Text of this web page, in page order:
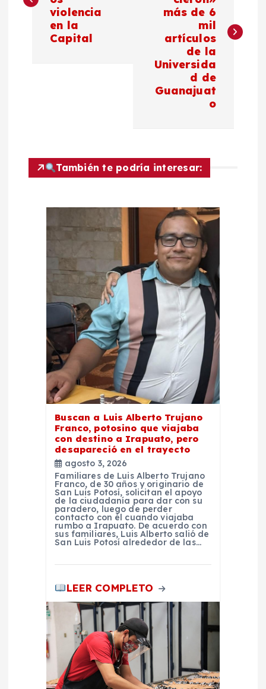
v
ó
violencia
en la
Capital
más de 6
mil
artículos
de la
Universida
d de
Guanajuat
o
También te podría interesar:
Buscan a Luis Alberto Trujano
Franco, potosino que viajaba
con destino a Irapuato, pero
desapareció en el trayecto
agosto 3, 2026
Familiares de Luis Alberto Trujano
Franco, de 30 años y originario de
San Luis Potosí, solicitan el apoyo
de la ciudadanía para dar con su
paradero, luego de perder
contacto con él cuando viajaba
rumbo a Irapuato. De acuerdo con
sus familiares, Luis Alberto salió de
San Luis Potosí alrededor de las…
LEER COMPLETO